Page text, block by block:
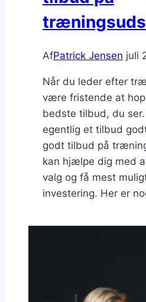
AfPatrick Jensen juli
Når du leder efter
være fristende at
bedste tilbud, du
egentlig et tilbud
godt tilbud på
kan hjælpe dig med
valg og få mest
investering. Her er